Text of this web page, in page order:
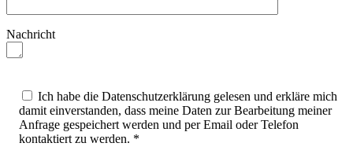
Nachricht
Ich habe die Datenschutzerklärung gelesen und erkläre mich
damit einverstanden, dass meine Daten zur Bearbeitung meiner
Anfrage gespeichert werden und per Email oder Telefon
kontaktiert zu werden. *